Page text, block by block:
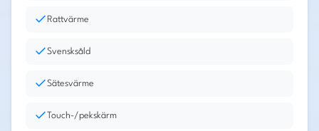
Rattvärme
Svensksåld
Sätesvärme
Touch-/pekskärm